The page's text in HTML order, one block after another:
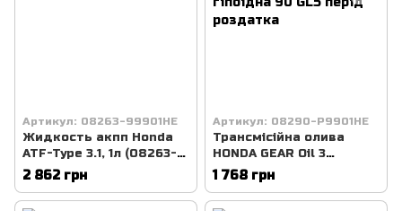
Артикул: 08263-99901HE
Жидкость акпп Honda
ATF-Type 3.1, 1л (08263-
99901HE)
2 862 грн
Артикул: 08290-P9901HE
Трансмісійна олива
HONDA GEAR Oil 3
(08290P9901HE) | Олива
гіпоїдна 90 GL5 перід
роздатка
1 768 грн